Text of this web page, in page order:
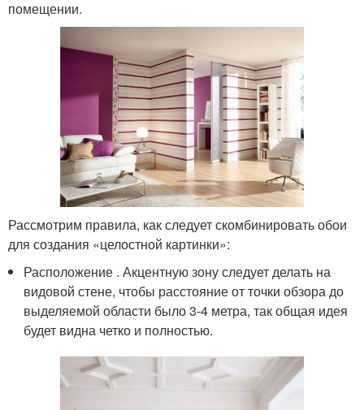
помещении.
Рассмотрим правила, как следует скомбинировать обои
для создания «целостной картинки»:
Расположение . Акцентную зону следует делать на
видовой стене, чтобы расстояние от точки обзора до
выделяемой области было 3-4 метра, так общая идея
будет видна четко и полностью.